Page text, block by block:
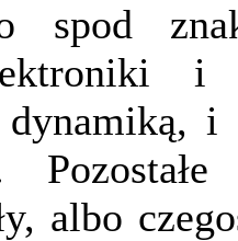
spod
i
dynamiką,
albo